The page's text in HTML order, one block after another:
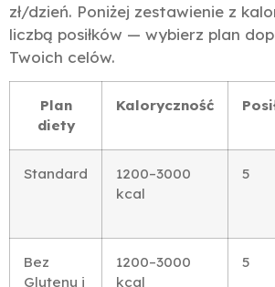
zł/dzień. Poniżej zestawienie z
liczbą posiłków — wybierz plan
Twoich celów.
Plan
diety
Kaloryczność
Standard
1200–3000
kcal
5
Bez
Glutenu i
1200–3000
kcal
5